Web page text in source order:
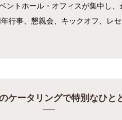
ントホール・オフィスが集中し
行事、懇親会、キックオフ、レ
ケータリングで特別なひと